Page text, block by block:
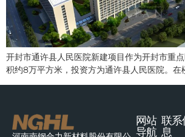
开封市通许县人民医院新建项目作为开封市重
积约8万平方米，投资方为通许县人民医院。在
网站
导航
联系
息